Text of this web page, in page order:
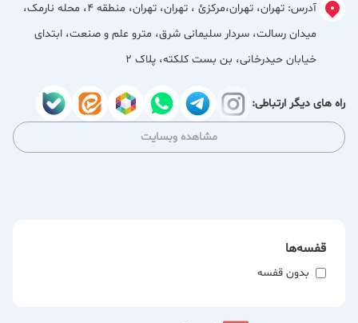
آدرس:
تهران، تهران،مركزئ ، تهران، تهران، منطقه 4، محله نارمک،
میدان رسالت، سردار سلیمانی شرق، مترو علم و صنعت، ابتدای
خیابان حیدرخانی، بن بست کلکته، پلاک 2
راه های دیگر ارتباطی:
مشاهده وبسایت
قفسه‌ها
بدون قفسه